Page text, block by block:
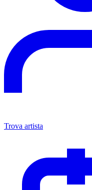
Trova artista